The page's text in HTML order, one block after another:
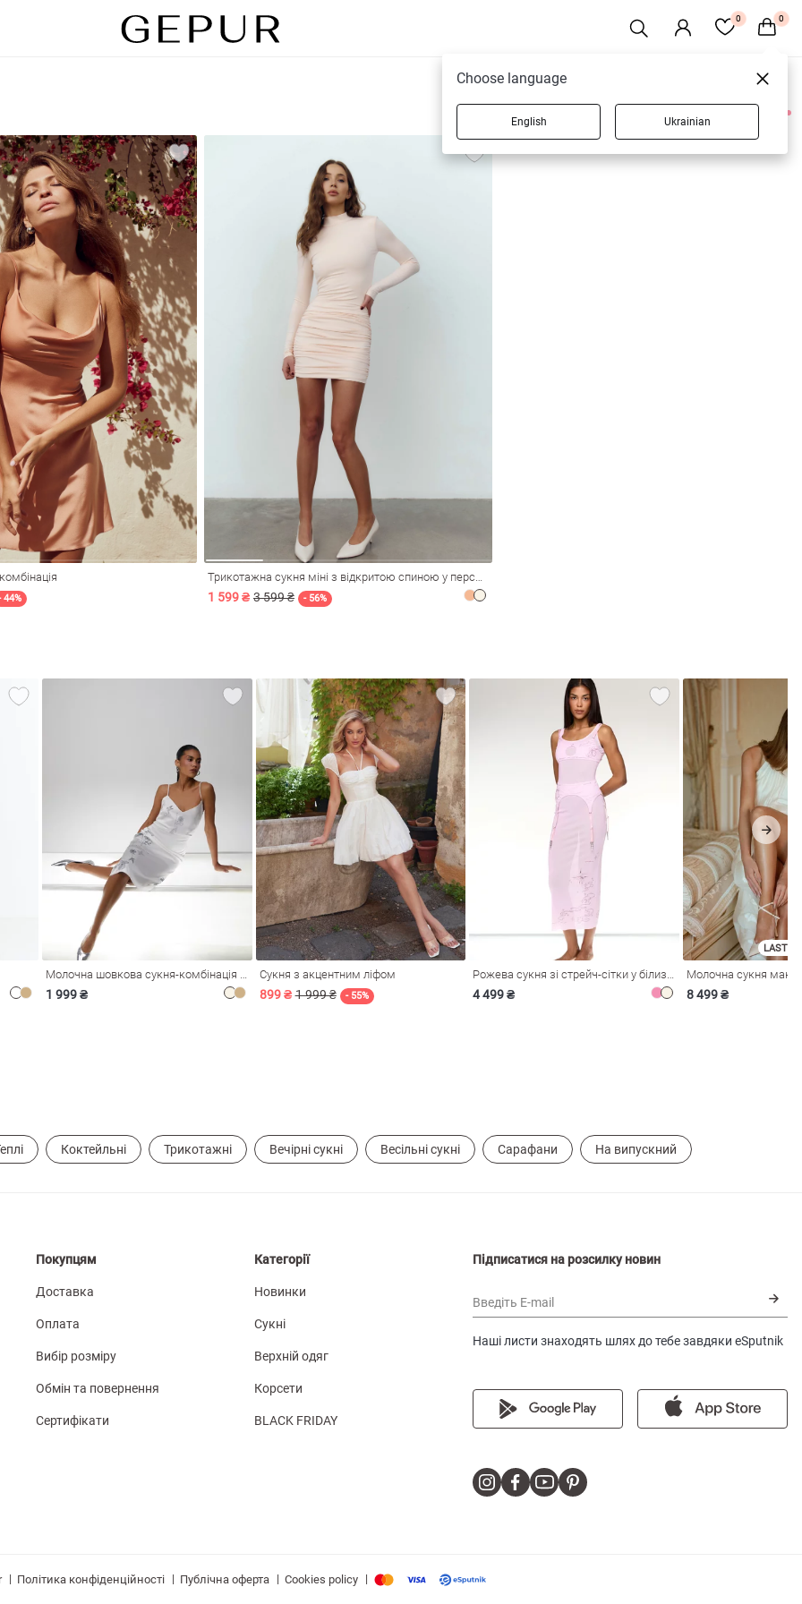
0 0
3 товарів
44%
Трикотажна сукня міні з відкритою спиною у персиковому відтінку
1 599 ₴ 3 599 ₴ - 56%
1 999 ₴
Сукня з акцентним ліфом
899 ₴ 1 999 ₴ - 55% 4 499 ₴
LAST
8 499 ₴
Коктейльні Трикотажні Вечірні сукні Весільні сукні Сарафани На випускний
Покупцям
Доставка
Оплата
Вибір розміру
Обмін та повернення
Сертифікати
Категорії
Новинки
Сукні
Верхній одяг
Корсети
BLACK FRIDAY
Підписатися на розсилку новин
Введіть E-mail
Наші листи знаходять шлях до тебе завдяки eSputnik
| Політика конфіденційності | Публічна оферта | Cookies policy |
Choose language
English Ukrainian